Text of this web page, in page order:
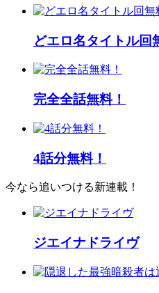
どエロ名タイトル回
完全全話無料！
4話分無料！
今なら追いつける新連載！
ジエイナドライヴ